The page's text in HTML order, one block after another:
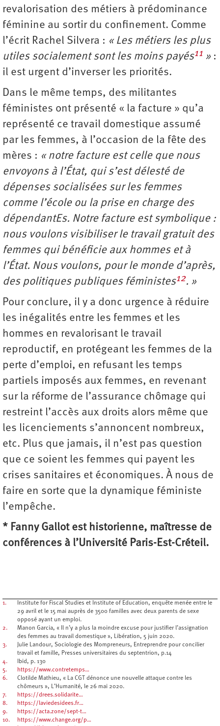
revalorisation des métiers à prédominance
féminine au sortir du confinement. Comme
l’écrit Rachel Silvera : « Les métiers les plus
utiles socialement sont les moins payés11 » :
il est urgent d’inverser les priorités.
Dans le même temps, des militantes
féministes ont présenté « la facture » qu’a
représenté ce travail domestique assumé
par les femmes, à l’occasion de la fête des
mères : « notre facture est celle que nous
envoyons à l’État, qui s’est délesté de
dépenses socialisées sur les femmes
comme l’école ou la prise en charge des
dépendantEs. Notre facture est symbolique :
nous voulons visibiliser le travail gratuit des
femmes qui bénéficie aux hommes et à
l’État. Nous voulons, pour le monde d’après,
des politiques publiques féministes12. »
Pour conclure, il y a donc urgence à réduire
les inégalités entre les femmes et les
hommes en revalorisant le travail
reproductif, en protégeant les femmes de la
perte d’emploi, en refusant les temps
partiels imposés aux femmes, en revenant
sur la réforme de l’assurance chômage qui
restreint l’accès aux droits alors même que
les licenciements s’annoncent nombreux,
etc. Plus que jamais, il n’est pas question
que ce soient les femmes qui payent les
crises sanitaires et économiques. À nous de
faire en sorte que la dynamique féministe
l’empêche.
* Fanny Gallot est historienne, maîtresse de
conférences à l’Université Paris-Est-Créteil.
1.
Institute for Fiscal Studies et Institute of Education, enquête menée entre le
29 avril et le 15 mai auprès de 3500 familles avec deux parents de sexe
opposé ayant un emploi.
2.
Manon Garcia, « Il n’y a plus la moindre excuse pour justifier l’assignation
des femmes au travail domestique », Libération, 5 juin 2020.
3.
Julie Landour, Sociologie des Mompreneurs, Entreprendre pour concilier
travail et famille, Presses universitaires du septentrion, p.14
4.
Ibid, p. 130
5.
https://www.contretemps…
6.
Clotilde Mathieu, « La CGT dénonce une nouvelle attaque contre les
chômeurs », L’Humanité, le 26 mai 2020.
7.
https://drees.solidarite…
8.
https://laviedesidees.fr…
9.
https://acta.zone/sept-t…
10.
https://www.change.org/p…